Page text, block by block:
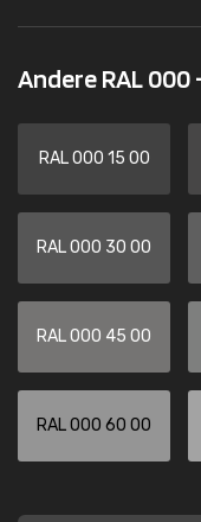
Andere RAL 000
RAL 000 15 00
RAL 000 30 00
RAL 000 45 00
RAL 000 60 00